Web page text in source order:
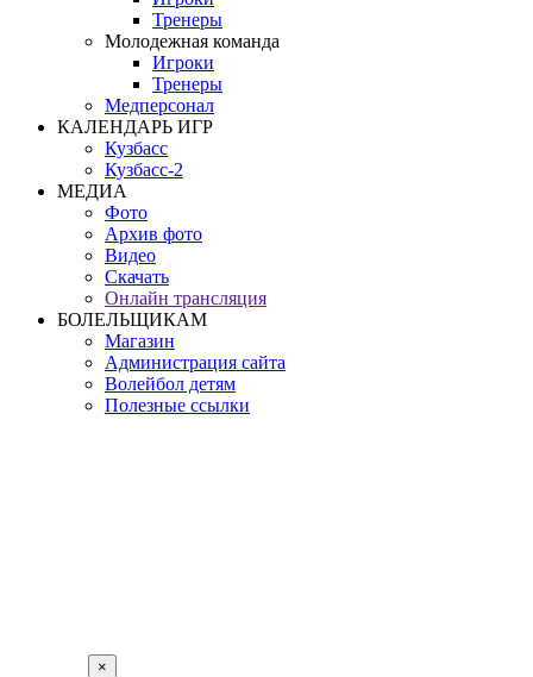
Тренеры
Молодежная команда
Игроки
Тренеры
Медперсонал
КАЛЕНДАРЬ ИГР
Кузбасс
Кузбасс-2
МЕДИА
Фото
Архив фото
Видео
Скачать
Онлайн трансляция
БОЛЕЛЬЩИКАМ
Магазин
Администрация сайта
Волейбол детям
Полезные ссылки
×